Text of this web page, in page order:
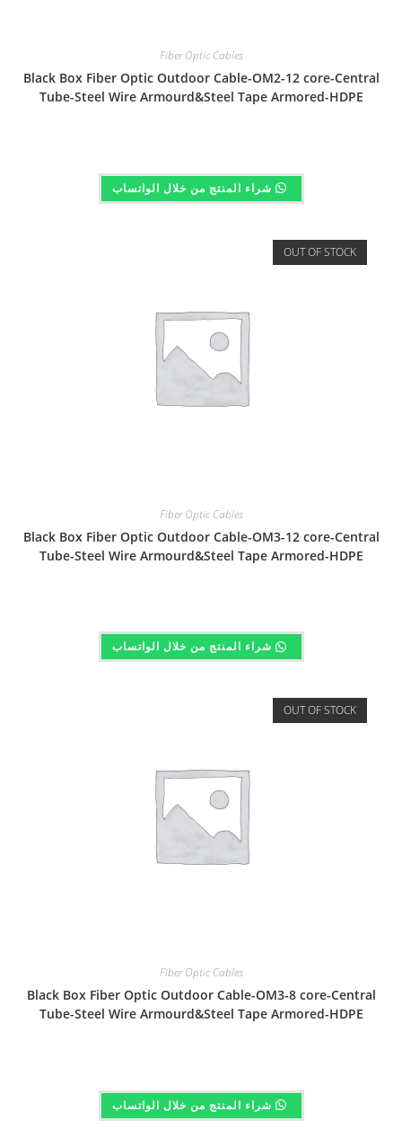
Fiber Optic Cables
Black Box Fiber Optic Outdoor Cable-OM2-12 core-Central
Tube-Steel Wire Armourd&Steel Tape Armored-HDPE
شراء المنتج من خلال الواتساب
OUT OF STOCK
Fiber Optic Cables
Black Box Fiber Optic Outdoor Cable-OM3-12 core-Central
Tube-Steel Wire Armourd&Steel Tape Armored-HDPE
شراء المنتج من خلال الواتساب
OUT OF STOCK
Fiber Optic Cables
Black Box Fiber Optic Outdoor Cable-OM3-8 core-Central
Tube-Steel Wire Armourd&Steel Tape Armored-HDPE
شراء المنتج من خلال الواتساب